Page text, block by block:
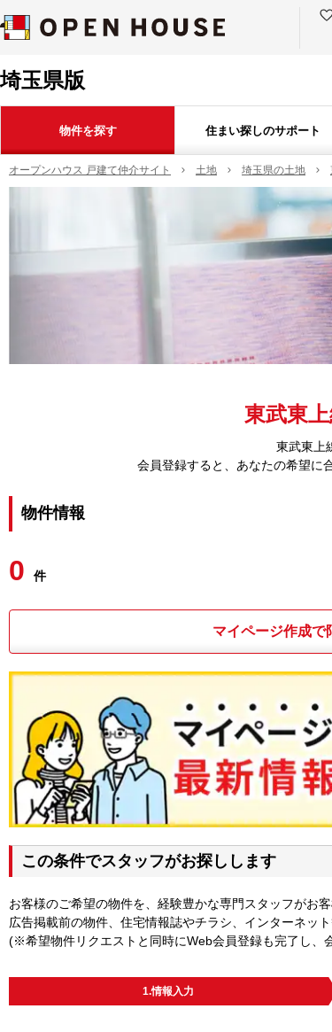
埼玉県版
物件を探す 住まい探しのサポート
オープンハウス 戸建て仲介サイト 土地 埼玉県の土地
東武東
東武東上
会員登録すると、あなたの希望に
物件情報
0 件
マイページ作成で
この条件でスタッフがお探しします
お客様のご希望の物件を、経験豊かな専門スタッフがお
広告掲載前の物件、住宅情報誌やチラシ、インターネッ
(※希望物件リクエストと同時にWeb会員登録も完了し、
1.情報入力